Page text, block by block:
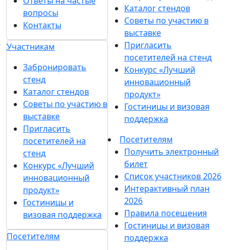
вопросы
Контакты
Участникам
Забронировать
стенд
Каталог стендов
Советы по участию в
выставке
Пригласить
посетителей на
стенд
Конкурс «Лучший
инновационный
продукт»
Гостиницы и
визовая поддержка
Посетителям
Каталог стендов
Советы по участию в
выставке
Пригласить
посетителей на стенд
Конкурс «Лучший
инновационный
продукт»
Гостиницы и визовая
поддержка
Посетителям
Получить электронный
билет
Список участников 2026
Интерактивный план
2026
Правила посещения
Гостиницы и визовая
поддержка